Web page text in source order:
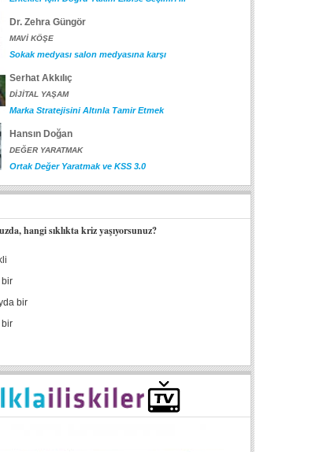
Dr. Zehra Güngör
MAVİ KÖŞE
Sokak medyası salon medyasına karşı
Serhat Akkılıç
DİJİTAL YAŞAM
Marka Stratejisini Altınla Tamir Etmek
Hansın Doğan
DEĞER YARATMAK
Ortak Değer Yaratmak ve KSS 3.0
hangi sıklıkta kriz yaşıyorsunuz?
bir
bir
bir